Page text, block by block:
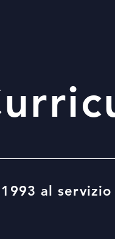
al